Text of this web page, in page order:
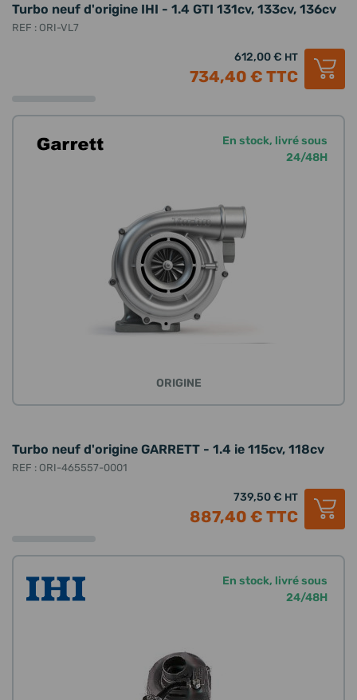
Turbo neuf d'origine IHI - 1.4 GTI 131cv, 133cv, 136cv
REF : ORI-VL7
612,00 € HT
734,40 € TTC
En stock, livré sous
24/48H
ORIGINE
Turbo neuf d'origine GARRETT - 1.4 ie 115cv, 118cv
REF : ORI-465557-0001
739,50 € HT
887,40 € TTC
En stock, livré sous
24/48H